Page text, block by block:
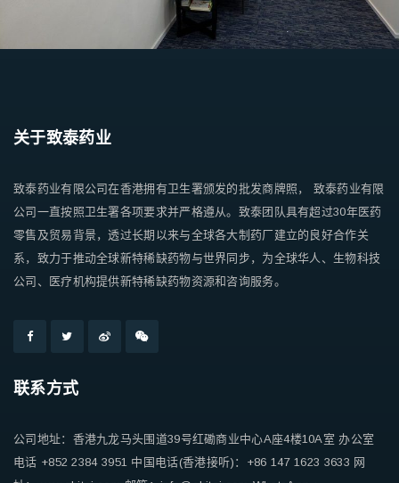
关于致泰药业
致泰药业有限公司在香港拥有卫生署颁发的批发商牌照， 致泰药业有限
公司一直按照卫生署各项要求并严格遵从。致泰团队具有超过30年医药
零售及贸易背景，透过长期以来与全球各大制药厂建立的良好合作关
系，致力于推动全球新特稀缺药物与世界同步，为全球华人、生物科技
公司、医疗机构提供新特稀缺药物资源和咨询服务。
联系方式
公司地址：香港九龙马头围道39号红磡商业中心A座4楼10A室 办公室
电话 +852 2384 3951 中国电话(香港接听)：+86 147 1623 3633 网